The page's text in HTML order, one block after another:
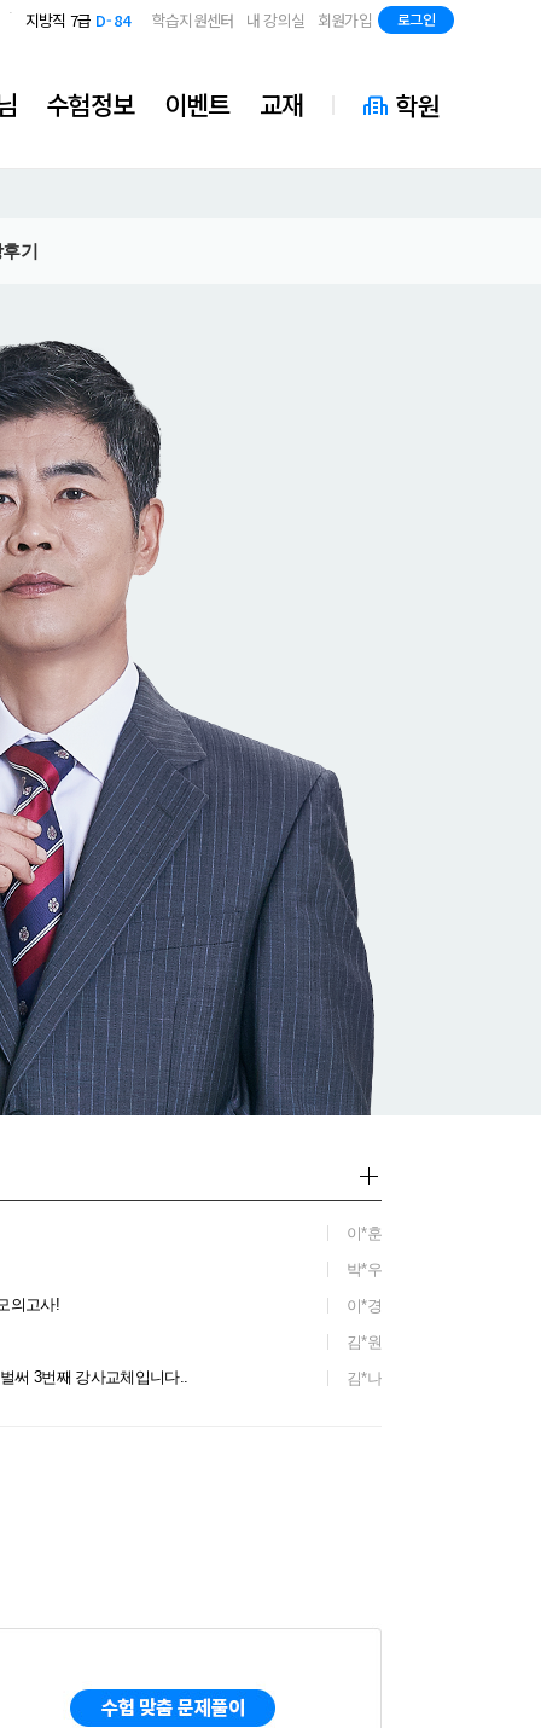
학습지원센터 내 강의실 회원가입 로그인
지방직 7급 D-84
국가직 7급 2차
수험정보 이벤트 교재 학원
기
이*훈
박*우
의고사!
이*경
김*원
써 3번째 강사교체입니다..
김*나